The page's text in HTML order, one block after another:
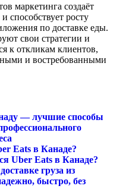
маркетинга создаёт
способствует росту
по доставке еды.
свои стратегии и
к откликам клиентов,
и востребованными
— лучшие способы
Eats в Канаде?
Uber Eats в Канаде?
груза из
быстро, без